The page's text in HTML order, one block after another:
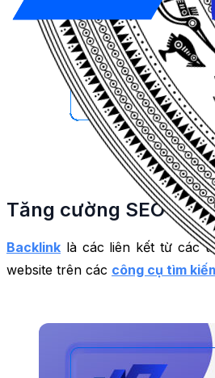
Tăng cường SEO
Backlink là các liên kết từ các
website trên các công cụ tìm